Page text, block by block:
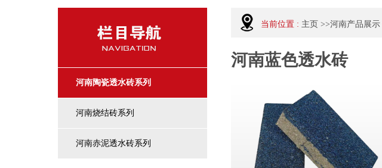
当前位置 : 主页 >>河南产品展示
河南蓝色透水砖
河南陶瓷透水砖系列
河南烧结砖系列
河南赤泥透水砖系列